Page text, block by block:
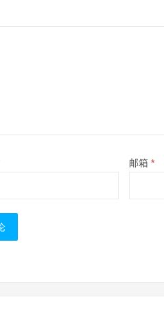
邮箱 *